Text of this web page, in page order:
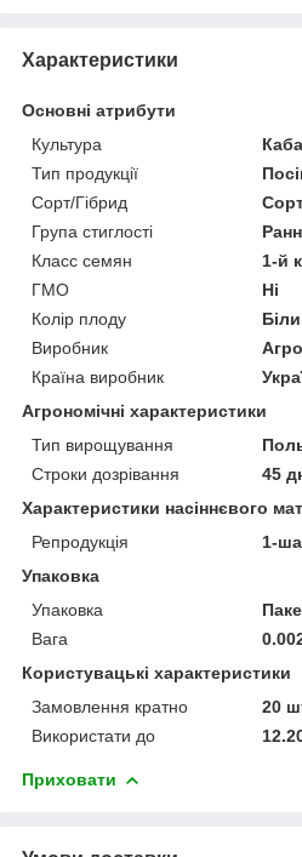
Характеристики
Основні атрибути
Культура
Тип продукції
Сорт/Гібрид
Група стиглості
Класс семян
1-й
ГМО
Ні
Колір плоду
Виробник
Країна виробник
Агрономічні характеристики
Тип вирощування
Строки дозрівання
45
Характеристики насіннєвого
Репродукція
1-ша
Упаковка
Упаковка
Вага
Користувацькі характеристики
Замовлення кратно
20
Використати до
Приховати